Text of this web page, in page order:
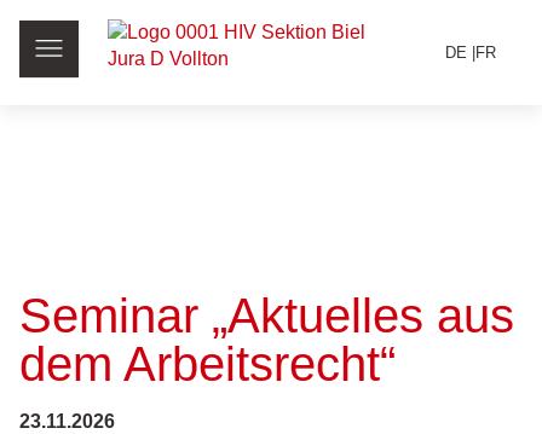
DE FR
Seminar „Aktuelles aus
dem Arbeitsrecht“
23.11.2026